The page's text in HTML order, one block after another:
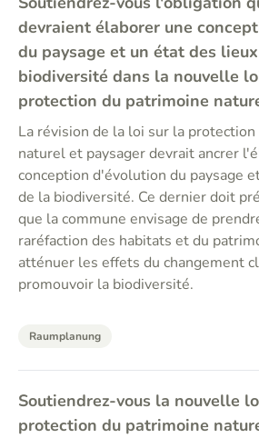
devraient élaborer une
du paysage et un état des
biodiversité dans la nouvelle
protection du patrimoine
La révision de la loi sur la
naturel et paysager devrait ancrer
conception d'évolution du paysage
de la biodiversité. Ce dernier doit
que la commune envisage de
raréfaction des habitats et du
atténuer les effets du changement
promouvoir la biodiversité.
Raumplanung
Soutiendrez-vous la nouvelle
protection du patrimoine